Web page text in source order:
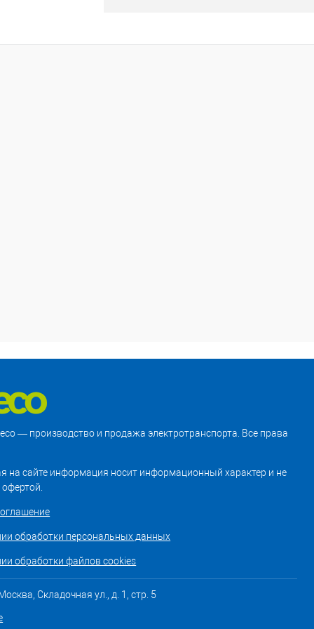
— производство и продажа электротранспорта. Все права
на сайте информация носит информационный характер и не
обработки персональных данных
обработки файлов cookies
Складочная ул., д. 1, стр. 5